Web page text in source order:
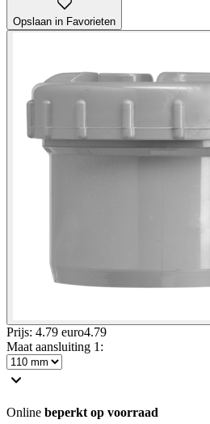
Opslaan in Favorieten
Prijs: 4.79 euro4.79
Maat aansluiting 1 :
Online beperkt op voorraad